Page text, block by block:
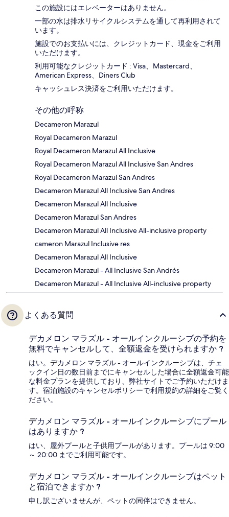
この施設にはエレベーターはありません。
一部の水は排水リサイクルシステムを通して再利用されて
います。
施設でのお支払いには、クレジットカード、現金をご利用
いただけます。
利用可能なクレジットカード : Visa、Mastercard、
American Express、Diners Club
キャッシュレス決済をご利用いただけます。
その他の呼称
Decameron Marazul
Royal Decameron Marazul
Royal Decameron Marazul All Inclusive
Royal Decameron Marazul All Inclusive San Andres
Royal Decameron Marazul San Andres
Decameron Marazul All Inclusive San Andres
Decameron Marazul All Inclusive
Decameron Marazul San Andres
Decameron Marazul All Inclusive All-inclusive property
cameron Marazul Inclusive res
Decameron Marazul All Inclusive
Decameron Marazul - All Inclusive San Andrés
Decameron Marazul - All Inclusive All-inclusive property
よくある質問
デカメロン マラズル - オールインクルーシブの予約を
無料でキャンセルして、全額返金を受けられますか ?
はい。デカメロン マラズル - オールインクルーシブは、チェ
ックイン日の数日前までにキャンセルした場合に全額返金可能
な料金プランを提供しており、弊社サイトでご予約いただけま
す。宿泊施設のキャンセルポリシーで利用規約の詳細をご覧く
ださい。
デカメロン マラズル - オールインクルーシブにプール
はありますか ?
はい、屋外プールと子供用プールがあります。プールは 9:00
～ 20:00 までご利用可能です。
デカメロン マラズル - オールインクルーシブはペット
と宿泊できますか ?
申し訳ございませんが、ペットの同伴はできません。